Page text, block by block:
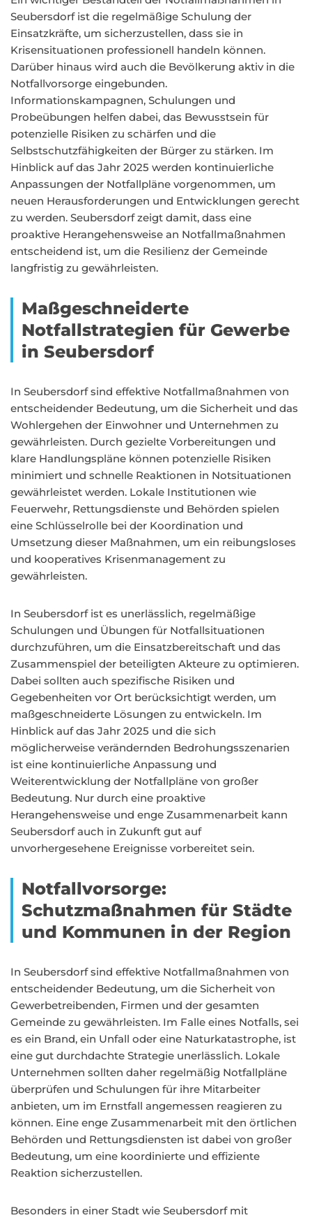
Seubersdorf ist die regelmäßige Schulung der
Einsatzkräfte, um sicherzustellen, dass sie in
Krisensituationen professionell handeln können.
Darüber hinaus wird auch die Bevölkerung aktiv in die
Notfallvorsorge eingebunden.
Informationskampagnen, Schulungen und
Probeübungen helfen dabei, das Bewusstsein für
potenzielle Risiken zu schärfen und die
Selbstschutzfähigkeiten der Bürger zu stärken. Im
Hinblick auf das Jahr 2025 werden kontinuierliche
Anpassungen der Notfallpläne vorgenommen, um
neuen Herausforderungen und Entwicklungen gerecht
zu werden. Seubersdorf zeigt damit, dass eine
proaktive Herangehensweise an Notfallmaßnahmen
entscheidend ist, um die Resilienz der Gemeinde
langfristig zu gewährleisten.
Maßgeschneiderte
Notfallstrategien für Gewerbe
in Seubersdorf
In Seubersdorf sind effektive Notfallmaßnahmen von
entscheidender Bedeutung, um die Sicherheit und das
Wohlergehen der Einwohner und Unternehmen zu
gewährleisten. Durch gezielte Vorbereitungen und
klare Handlungspläne können potenzielle Risiken
minimiert und schnelle Reaktionen in Notsituationen
gewährleistet werden. Lokale Institutionen wie
Feuerwehr, Rettungsdienste und Behörden spielen
eine Schlüsselrolle bei der Koordination und
Umsetzung dieser Maßnahmen, um ein reibungsloses
und kooperatives Krisenmanagement zu
gewährleisten.
In Seubersdorf ist es unerlässlich, regelmäßige
Schulungen und Übungen für Notfallsituationen
durchzuführen, um die Einsatzbereitschaft und das
Zusammenspiel der beteiligten Akteure zu optimieren.
Dabei sollten auch spezifische Risiken und
Gegebenheiten vor Ort berücksichtigt werden, um
maßgeschneiderte Lösungen zu entwickeln. Im
Hinblick auf das Jahr 2025 und die sich
möglicherweise verändernden Bedrohungsszenarien
ist eine kontinuierliche Anpassung und
Weiterentwicklung der Notfallpläne von großer
Bedeutung. Nur durch eine proaktive
Herangehensweise und enge Zusammenarbeit kann
Seubersdorf auch in Zukunft gut auf
unvorhergesehene Ereignisse vorbereitet sein.
Notfallvorsorge:
Schutzmaßnahmen für Städte
und Kommunen in der Region
In Seubersdorf sind effektive Notfallmaßnahmen von
entscheidender Bedeutung, um die Sicherheit von
Gewerbetreibenden, Firmen und der gesamten
Gemeinde zu gewährleisten. Im Falle eines Notfalls, sei
es ein Brand, ein Unfall oder eine Naturkatastrophe, ist
eine gut durchdachte Strategie unerlässlich. Lokale
Unternehmen sollten daher regelmäßig Notfallpläne
überprüfen und Schulungen für ihre Mitarbeiter
anbieten, um im Ernstfall angemessen reagieren zu
können. Eine enge Zusammenarbeit mit den örtlichen
Behörden und Rettungsdiensten ist dabei von großer
Bedeutung, um eine koordinierte und effiziente
Reaktion sicherzustellen.
Besonders in einer Stadt wie Seubersdorf mit